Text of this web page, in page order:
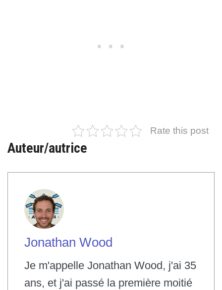
Rate this post
Auteur/autrice
Jonathan Wood
Je m'appelle Jonathan Wood, j'ai 35
ans, et j'ai passé la première moitié